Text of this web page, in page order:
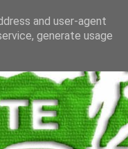
and user-agent
generate usage